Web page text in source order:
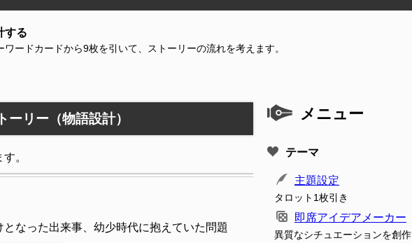
する
ワードカードから9枚を引いて、ストーリーの流れを考えます。
ーリー（物語設計）
。
なった出来事、幼少時代に抱えていた問題
メニュー
テーマ
主題設定
タロット1枚引き
即席アイデアメーカー
異質なシチュエーションを創作